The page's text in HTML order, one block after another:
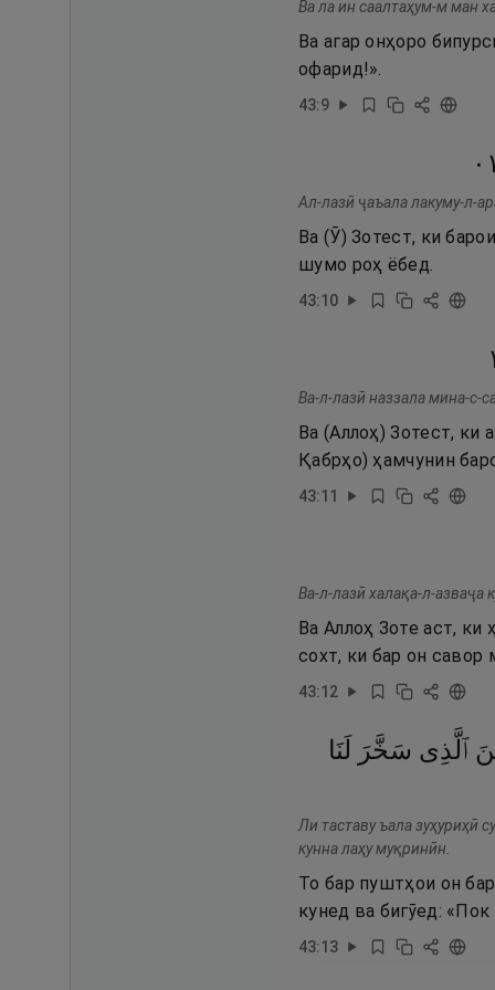
Ва ла ин саалтаҳум-м ман
Ва агар онҳоро
офарид!».
43:9
١٠
Ал-лазӣ ҷаъала лакуму-л-
Ва (Ӯ) Зотест, ки
шумо роҳ ёбед.
43:10
Ва-л-лазӣ наззала мина-с-
Ва (Аллоҳ) Зотест, ки
Қабрҳо) ҳамчунин
43:11
Ва-л-лазӣ халақа-л-азваҷа
Ва Аллоҳ Зоте аст,
сохт, ки бар он савор
43:12
ٱلَّذِى سَخَّرَ لَنَا
Ли таставу ъала зуҳуриҳӣ
кунна лаҳу муқринӣн.
То бар пуштҳои он
кунед ва бигӯед:
43:13